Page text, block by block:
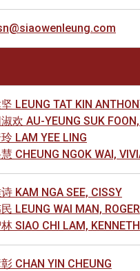
LEUNG TAT KIN
欢 AU-YEUNG SUK
LAM YEE LING
CHEUNG NGOK WAI,
KAM NGA SEE, CISSY
LEUNG WAI MAN, ROGER
SIAO CHI LAM, KENNETH
CHAN YIN CHEUNG